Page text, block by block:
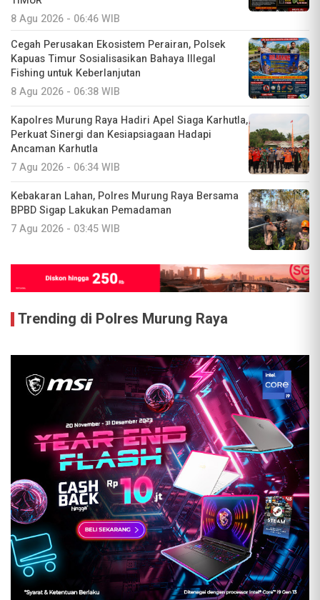
8 Agu 2026 - 06:46 WIB
Cegah Perusakan Ekosistem Perairan, Polsek
Kapuas Timur Sosialisasikan Bahaya Illegal
Fishing untuk Keberlanjutan
8 Agu 2026 - 06:38 WIB
Kapolres Murung Raya Hadiri Apel Siaga Karhutla,
Perkuat Sinergi dan Kesiapsiagaan Hadapi
Ancaman Karhutla
7 Agu 2026 - 06:34 WIB
Kebakaran Lahan, Polres Murung Raya Bersama
BPBD Sigap Lakukan Pemadaman
7 Agu 2026 - 03:45 WIB
Trending di Polres Murung Raya